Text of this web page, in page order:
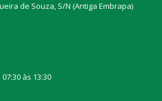
de Souza, S/N (Antiga Embrapa)
às 13:30